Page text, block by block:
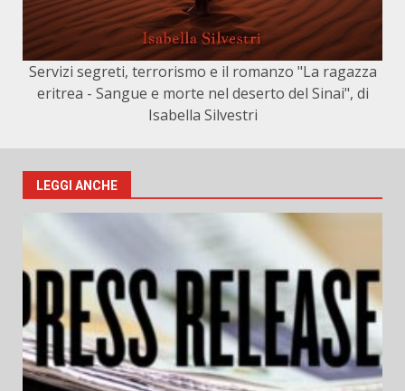
Servizi segreti, terrorismo e il romanzo "La ragazza
eritrea - Sangue e morte nel deserto del Sinai", di
Isabella Silvestri
LEGGI ANCHE